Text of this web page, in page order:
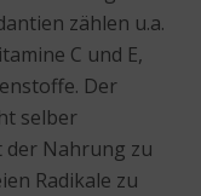
zählen u.a.
C und E,
Der
selber
der Nahrung zu
Radikale zu